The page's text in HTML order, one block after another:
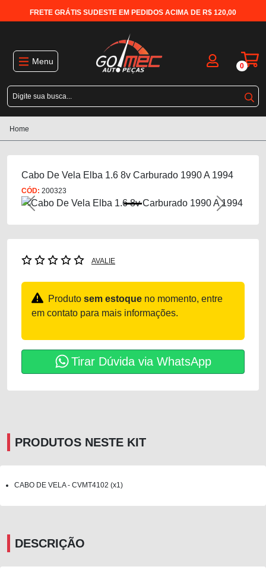
FRETE GRÁTIS SUDESTE EM PEDIDOS ACIMA DE R$ 120,00
Menu 0
Home
Cabo De Vela Elba 1.6 8v Carburado 1990 A 1994
CÓD: 200323
Previous Next
AVALIE
Produto sem estoque no momento, entre
em contato para mais informações.
Tirar Dúvida via WhatsApp
PRODUTOS NESTE KIT
CABO DE VELA - CVMT4102 (x1)
DESCRIÇÃO